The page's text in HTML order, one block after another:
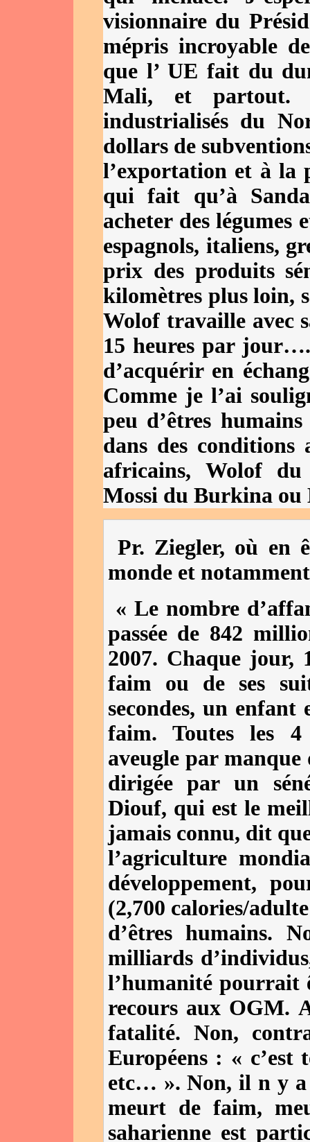
visionnaire du
mépris incroyable
que l’ UE fait du
Mali, et partout.
industrialisés du
dollars de
l’exportation et à la
qui fait qu’à
acheter des
espagnols, italiens,
prix des produits
kilomètres plus loin,
Wolof travaille avec
15 heures par
d’acquérir en
Comme je l’ai
peu d’êtres
dans des conditions
africains, Wolof
Mossi du Burkina ou
Pr. Ziegler, où en
monde et
« Le nombre
passée de 842
2007. Chaque jour,
faim ou de ses
secondes, un enfant
faim. Toutes les 4
aveugle par
dirigée par un
Diouf, qui est le
jamais connu, dit
l’agriculture
développement,
(2,700 calories/
d’êtres humains.
milliards
l’humanité pourrait
recours aux OGM.
fatalité. Non,
Européens : «
etc… ». Non, il n y
meurt de faim,
saharienne est